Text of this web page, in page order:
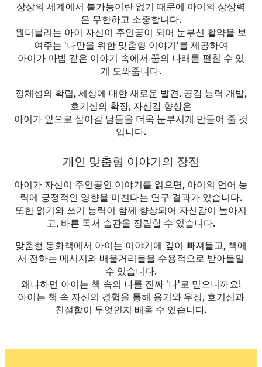
상상의 세계에서 불가능이란 없기 때문에 아이의 상상력
은 무한하고 소중합니다.
원더블리는 아이 자신이 주인공이 되어 눈부신 활약을 보
여주는 '나만을 위한 맞춤형 이야기'를 제공하여
아이가 마법 같은 이야기 속에서 꿈의 나래를 펼칠 수 있
게 도와줍니다.
정체성의 확립, 세상에 대한 새로운 발견, 공감 능력 개발,
호기심의 확장, 자신감 향상은
아이가 앞으로 살아갈 날들을 더욱 눈부시게 만들어 줄 것
입니다.
개인 맞춤형 이야기의 장점
아이가 자신이 주인공인 이야기를 읽으면, 아이의 언어 능
력에 긍정적인 영향을 미친다는 연구 결과가 있습니다.
또한 읽기와 쓰기 능력이 함께 향상되어 자신감이 높아지
고, 바른 독서 습관을 정립할 수 있습니다.
맞춤형 동화책에서 아이는 이야기에 깊이 빠져들고, 책에
서 전하는 메시지와 배울거리들을 수용적으로 받아들일
수 있습니다.
왜냐하면 아이는 책 속의 나를 진짜 '나'로 믿으니까요!
아이는 책 속 자신의 경험을 통해 용기와 우정, 호기심과
친절함이 무엇인지 배울 수 있습니다.